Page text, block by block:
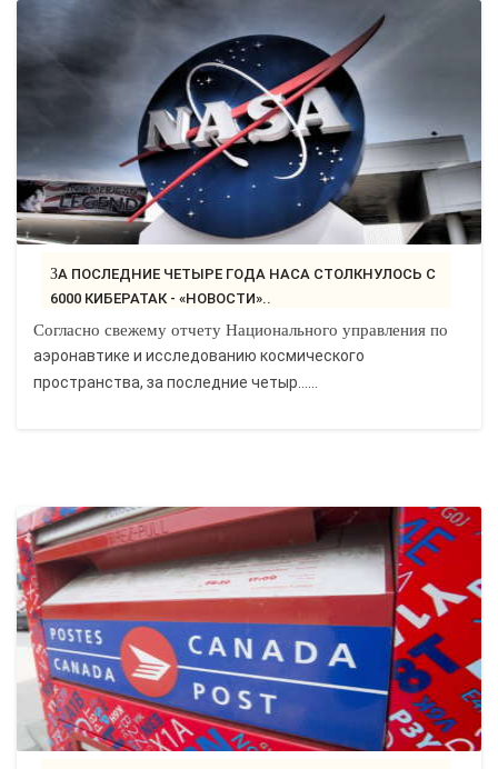
ЗА ПОСЛЕДНИЕ ЧЕТЫРЕ ГОДА НАСА СТОЛКНУЛОСЬ С
6000 КИБЕРАТАК - «НОВОСТИ»..
Согласно свежему отчету Национального управления по
аэронавтике и исследованию космического
пространства, за последние четыр…...